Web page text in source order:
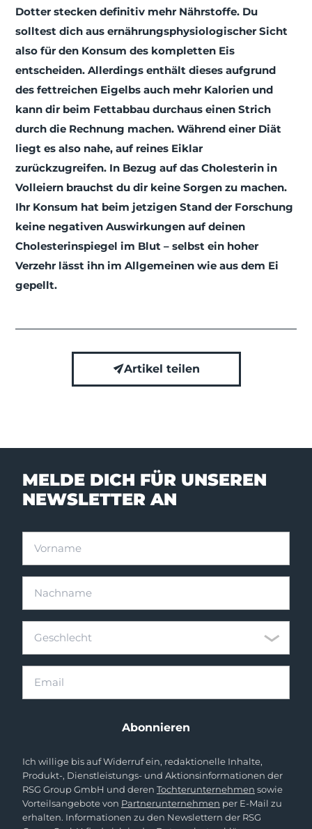
Dotter stecken definitiv mehr Nährstoffe. Du
solltest dich aus ernährungsphysiologischer Sicht
also für den Konsum des kompletten Eis
entscheiden. Allerdings enthält dieses aufgrund
des fettreichen Eigelbs auch mehr Kalorien und
kann dir beim Fettabbau durchaus einen Strich
durch die Rechnung machen. Während einer Diät
liegt es also nahe, auf reines Eiklar
zurückzugreifen. In Bezug auf das Cholesterin in
Volleiern brauchst du dir keine Sorgen zu machen.
Ihr Konsum hat beim jetzigen Stand der Forschung
keine negativen Auswirkungen auf deinen
Cholesterinspiegel im Blut – selbst ein hoher
Verzehr lässt ihn im Allgemeinen wie aus dem Ei
gepellt.
Artikel teilen
MELDE DICH FÜR UNSEREN
NEWSLETTER AN
Geschlecht
Abonnieren
Ich willige bis auf Widerruf ein, redaktionelle Inhalte,
Produkt-, Dienstleistungs- und Aktionsinformationen der
RSG Group GmbH und derenTochterunternehmen sowie
Vorteilsangebote von Partnerunternehmen per E-Mail zu
erhalten. Informationen zu den Newslettern der RSG